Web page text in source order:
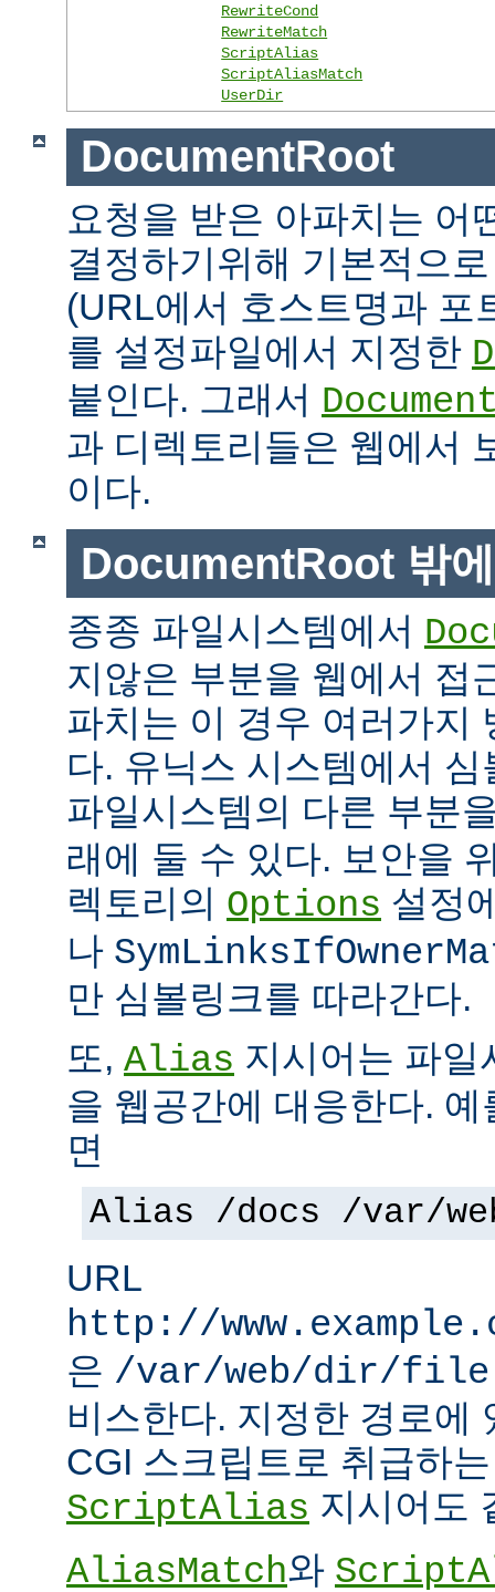
RewriteCond
RewriteMatch
ScriptAlias
ScriptAliasMatch
UserDir
DocumentRoot
요청을 받은 아파치는 어
결정하기위해 기본적으
(URL에서 호스트명과 포
를 설정파일에서 지정한
붙인다. 그래서
과 디렉토리들은 웹에서
이다.
DocumentRoot 밖
종종 파일시스템에서
지않은 부분을 웹에서 접
파치는 이 경우 여러가지
다. 유닉스 시스템에서
파일시스템의 다른 부분
래에 둘 수 있다. 보안을
렉토리의 Options 설정
나
만 심볼링크를 따라간다.
또, Alias 지시어는 파일
을 웹공간에 대응한다.
면
Alias /docs /var/
URL
http://
은 /var/web/dir/
비스한다. 지정한 경로에
CGI 스크립트로 취급하
ScriptAlias 지시어도
AliasMatch와